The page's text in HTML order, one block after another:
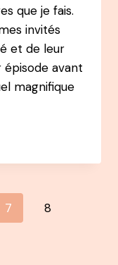
que je fais.
invités
et de leur
avant
magnifique
7
8